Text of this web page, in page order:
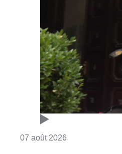
07 août 2026